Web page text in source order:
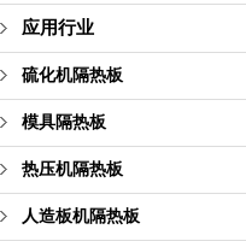
应用行业
硫化机隔热板
模具隔热板
热压机隔热板
人造板机隔热板